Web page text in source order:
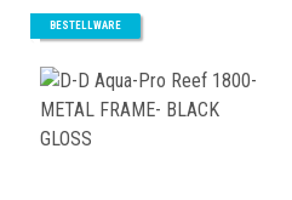
BESTELLWARE